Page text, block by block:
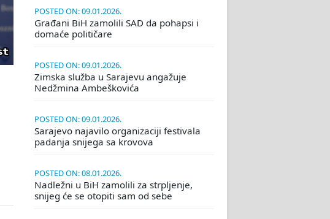
POSTED ON: 09.01.2026.
Građani BiH zamolili SAD da pohapsi i
domaće političare
POSTED ON: 09.01.2026.
Zimska služba u Sarajevu angažuje
Nedžmina Ambeškovića
POSTED ON: 09.01.2026.
Sarajevo najavilo organizaciji festivala
padanja snijega sa krovova
POSTED ON: 08.01.2026.
Nadležni u BiH zamolili za strpljenje,
snijeg će se otopiti sam od sebe